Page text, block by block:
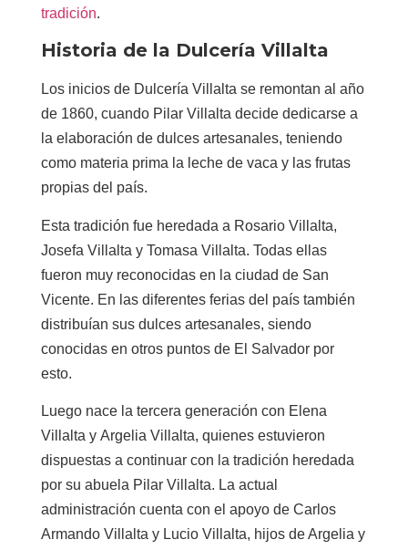
tradición.
Historia de la Dulcería Villalta
Los inicios de Dulcería Villalta se remontan al año
de 1860, cuando Pilar Villalta decide dedicarse a
la elaboración de dulces artesanales, teniendo
como materia prima la leche de vaca y las frutas
propias del país.
Esta tradición fue heredada a Rosario Villalta,
Josefa Villalta y Tomasa Villalta. Todas ellas
fueron muy reconocidas en la ciudad de San
Vicente. En las diferentes ferias del país también
distribuían sus dulces artesanales, siendo
conocidas en otros puntos de El Salvador por
esto.
Luego nace la tercera generación con Elena
Villalta y Argelia Villalta, quienes estuvieron
dispuestas a continuar con la tradición heredada
por su abuela Pilar Villalta. La actual
administración cuenta con el apoyo de Carlos
Armando Villalta y Lucio Villalta, hijos de Argelia y